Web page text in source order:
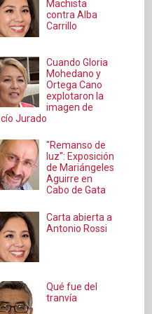
Machista
contra Alba
Carrillo
Cuando Gloria
Mohedano y
Ortega Cano
explotaron la
imagen de
Jurado
"Remanso de
luz": Exposición
de Mariángeles
Aguirre en
Cabo de Gata
Carta abierta a
Antonio Rossi
Qué fue del
tranvía